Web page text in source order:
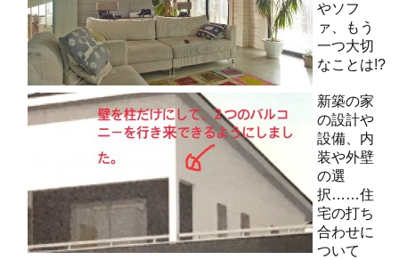
やソフ
ァ、もう
一つ大切
なことは!?
新築の家
の設計や
設備、内
装や外壁
の選
択……住
宅の打ち
合わせに
ついて